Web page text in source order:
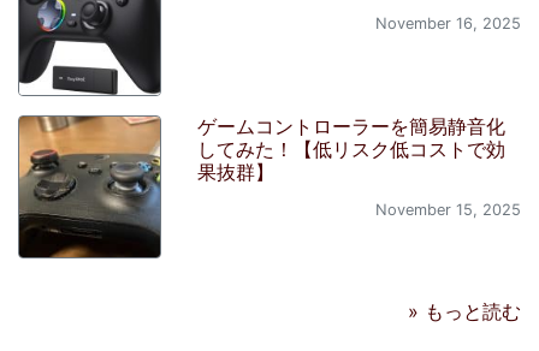
November 16, 2025
ゲームコントローラーを簡易静音化
してみた！【低リスク低コストで効
果抜群】
November 15, 2025
» もっと読む